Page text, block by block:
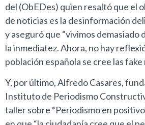
del (ObEDes) quien resaltó que el
de noticias es la desinformación
y aseguró que “vivimos demasiado
la inmediatez. Ahora, no hay
población española se cree las fake
Y, por último, Alfredo Casares,
Instituto de Periodismo
taller sobre “Periodismo en